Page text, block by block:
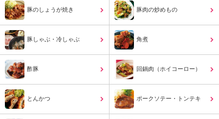
ナ
み
ん
き
豚のしょうが焼き 豚肉の炒めもの
豚しゃぶ・冷しゃぶ 角煮
酢豚 回鍋肉（ホイコーロー）
とんかつ ポークソテー・トンテキ